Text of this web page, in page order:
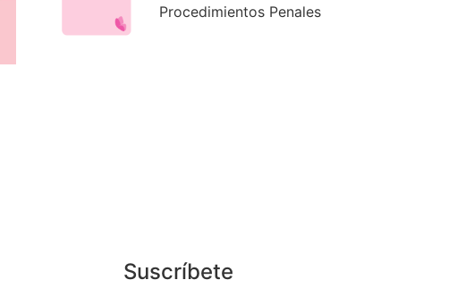
Procedimientos Penales
Suscríbete